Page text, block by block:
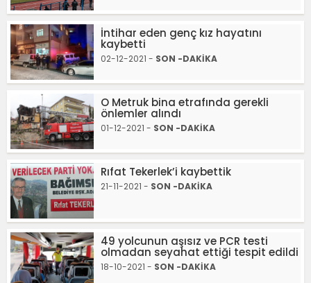
İntihar eden genç kız hayatını
kaybetti
02-12-2021 - SON -DAKİKA
O Metruk bina etrafında gerekli
önlemler alındı
01-12-2021 - SON -DAKİKA
Rıfat Tekerlek’i kaybettik
21-11-2021 - SON -DAKİKA
49 yolcunun aşısız ve PCR testi
olmadan seyahat ettiği tespit edildi
18-10-2021 - SON -DAKİKA